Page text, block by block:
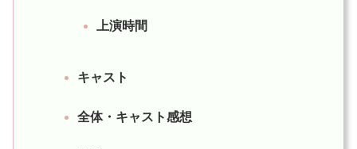
上演時間
キャスト
全体・キャスト感想